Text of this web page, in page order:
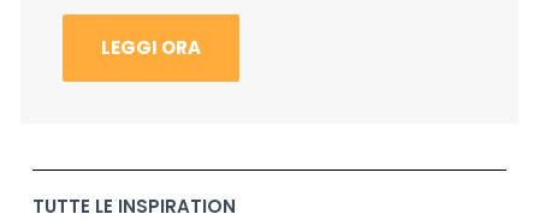
LEGGI ORA
TUTTE LE INSPIRATION